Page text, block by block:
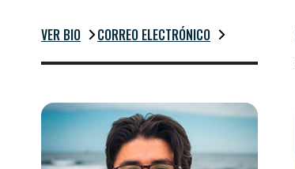
VER BIO CORREO ELECTRÓNICO